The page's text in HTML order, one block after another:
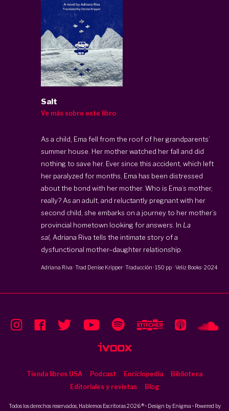
Salt
Ve más sobre este libro
As a child, Ema fell from the roof of her grandparents’
summer house. Her mother watched her fall and did
nothing to save her. Ever since this accident, which left
her paralyzed for months, Ema has been distressed
about the bond with her mother. Who is Ema’s mother,
really? As an adult, and reluctantly pregnant with her
second child, she embarks on a journey to her mother’s
provincial hometown looking for answers. In La
sal, Adriana Riva tells the intimate story of a
dysfunctional mother–daughter relationship.
Adriana Riva · Trad Denise Kripper·Traducción ·150 pp ·Veliz Books·2024
Tienda libros USA Podcast Enciclopedia
Biblioteca
Editoriales y revistas
Blog
Todos los derechos reservados, Hablemos Escritoras 2026 ® • Design by Enigma • Powered by